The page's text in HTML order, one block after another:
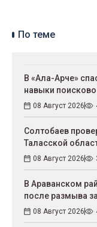
По теме
В «Ала-Арче»
навыки
08 Август 2026
Солтобаев
Таласской
08 Август 2026
В Араванском
после размыва
08 Август 2026